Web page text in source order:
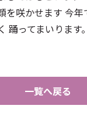
を咲かせます 今
踊ってまいります
一覧へ戻る